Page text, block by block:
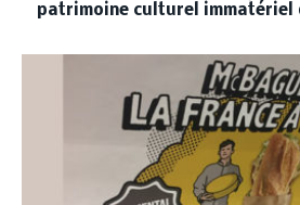
patrimoine culturel immatériel